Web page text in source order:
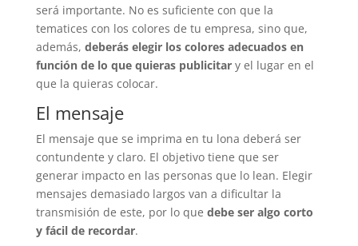
será importante. No es suficiente con que la
tematices con los colores de tu empresa, sino que,
además, deberás elegir los colores adecuados en
función de lo que quieras publicitary el lugar en el
que la quieras colocar.
El mensaje
El mensaje que se imprima en tu lona deberá ser
contundente y claro. El objetivo tiene que ser
generar impacto en las personas que lo lean. Elegir
mensajes demasiado largos van a dificultar la
transmisión de este, por lo que debe ser algo corto
y fácil de recordar.